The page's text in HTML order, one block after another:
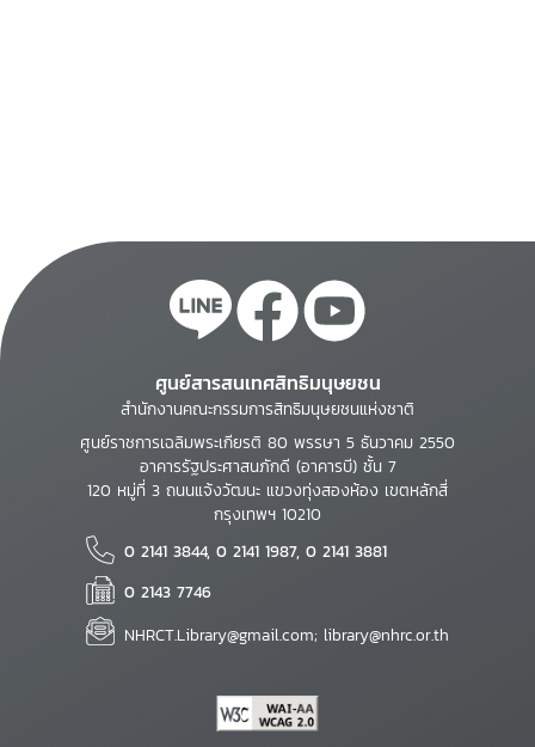
ศูนย์สารสนเทศสิทธิมนุษยชน
สำนักงานคณะกรรมการสิทธิมนุษยชนแห่งชาติ
ศูนย์ราชการเฉลิมพระเกียรติ 80 พรรษา 5 ธันวาคม 2550
อาคารรัฐประศาสนภักดี (อาคารบี) ชั้น 7
120 หมู่ที่ 3 ถนนแจ้งวัฒนะ แขวงทุ่งสองห้อง เขตหลักสี่
กรุงเทพฯ 10210
0 2141 3844, 0 2141 1987, 0 2141 3881
0 2143 7746
NHRCT.Library@gmail.com; library@nhrc.or.th